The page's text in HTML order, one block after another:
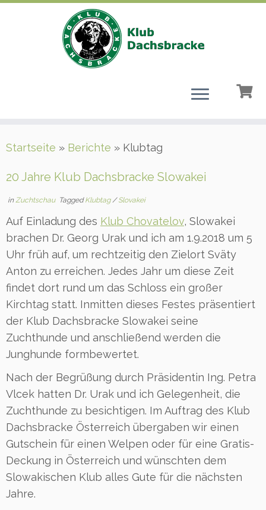
Inhalt
Startseite » Berichte » Klubtag
20 Jahre Klub Dachsbracke Slowakei
inZuchtschau TaggedKlubtag/Slovakei
Auf Einladung des Klub Chovatelov, Slowakei
brachen Dr. Georg Urak und ich am 1.9.2018 um 5
Uhr früh auf, um rechtzeitig den Zielort Sväty
Anton zu erreichen. Jedes Jahr um diese Zeit
findet dort rund um das Schloss ein großer
Kirchtag statt. Inmitten dieses Festes präsentiert
der Klub Dachsbracke Slowakei seine
Zuchthunde und anschließend werden die
Junghunde formbewertet.
Nach der Begrüßung durch Präsidentin Ing. Petra
Vlcek hatten Dr. Urak und ich Gelegenheit, die
Zuchthunde zu besichtigen. Im Auftrag des Klub
Dachsbracke Österreich übergaben wir einen
Gutschein für einen Welpen oder für eine Gratis-
Deckung in Österreich und wünschten dem
Slowakischen Klub alles Gute für die nächsten
Jahre.